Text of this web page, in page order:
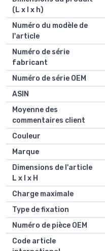
(L x l x h)
Numéro du modèle de
l'article
Numéro de série
fabricant
Numéro de série OEM
ASIN
Moyenne des
commentaires client
Couleur
Marque
Dimensions de l'article
L x l x H
Charge maximale
Type de fixation
Numéro de pièce OEM
Code article